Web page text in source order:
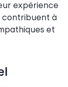
expérience
contribuent à
et